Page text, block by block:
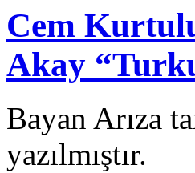
Cem
Akay
Bayan Arıza
yazılmıştır.